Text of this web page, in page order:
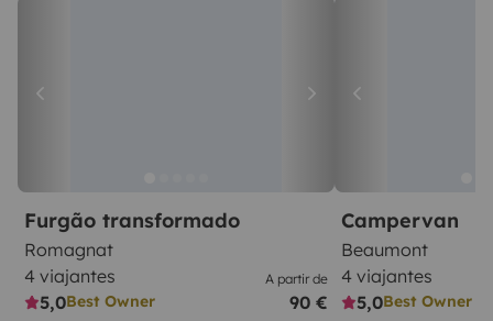
Furgão transformado
Romagnat
4 viajantes
5,0Best Owner
A partir de
90 €
Campervan
Beaumont
4 viajantes
5,0Best Owner